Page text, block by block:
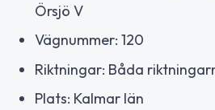
Örsjö V
Vägnummer: 120
Riktningar: Båda
Plats: Kalmar län